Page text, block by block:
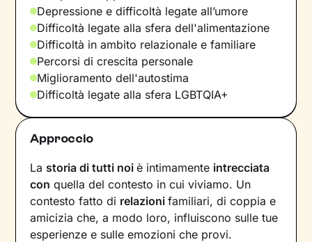
Depressione e difficoltà legate all’umore
Difficoltà legate alla sfera dell'alimentazione
Difficoltà in ambito relazionale e familiare
Percorsi di crescita personale
Miglioramento dell'autostima
Difficoltà legate alla sfera LGBTQIA+
Approccio
La storia di tutti noiè intimamente intrecciata
con quella del contesto in cui viviamo. Un
contesto fatto di relazionifamiliari, di coppia e
amicizia che, a modo loro, influiscono sulle tue
esperienze e sulle emozioni che provi.